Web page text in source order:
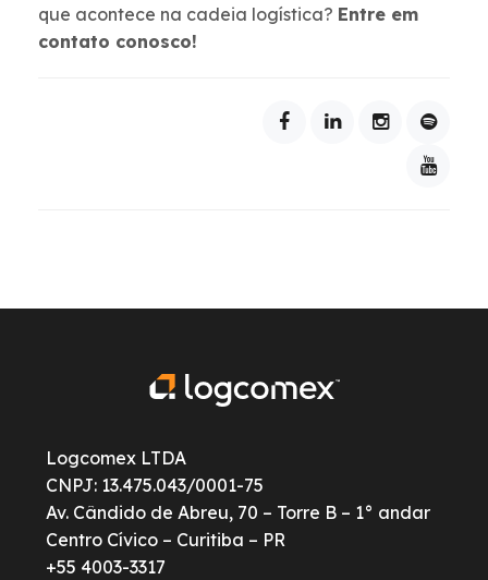
que acontece na cadeia logística? Entre em
contato conosco!
Logcomex LTDA
CNPJ: 13.475.043/0001-75
Av. Cândido de Abreu, 70 – Torre B – 1° andar
Centro Cívico – Curitiba – PR
+55 4003-3317